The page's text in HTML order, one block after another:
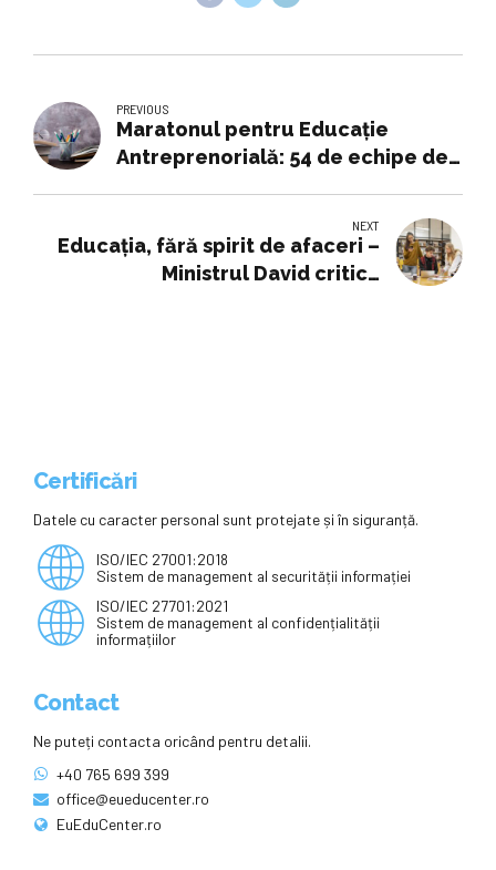
PREVIOUS
Maratonul pentru Educație
Antreprenorială: 54 de echipe de
NEXT
Educaţia, fără spirit de afaceri –
Ministrul David critică
Certificări
Datele cu caracter personal sunt protejate și în siguranță.
ISO/IEC 27001:2018
Sistem de management al securității informației
ISO/IEC 27701:2021
Sistem de management al confidențialității
informațiilor
Contact
Ne puteți contacta oricând pentru detalii.
+40 765 699 399
office@eueducenter.ro
EuEduCenter.ro